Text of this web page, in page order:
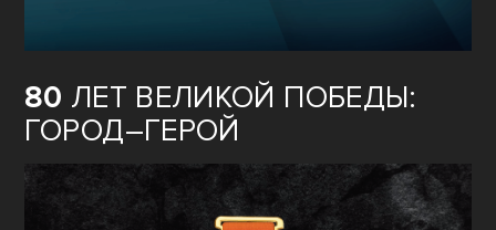
80 ЛЕТ ВЕЛИКОЙ ПОБЕДЫ:
ГОРОД–ГЕРОЙ